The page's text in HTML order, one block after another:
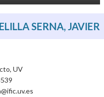
SERNA, JAVIER
UV